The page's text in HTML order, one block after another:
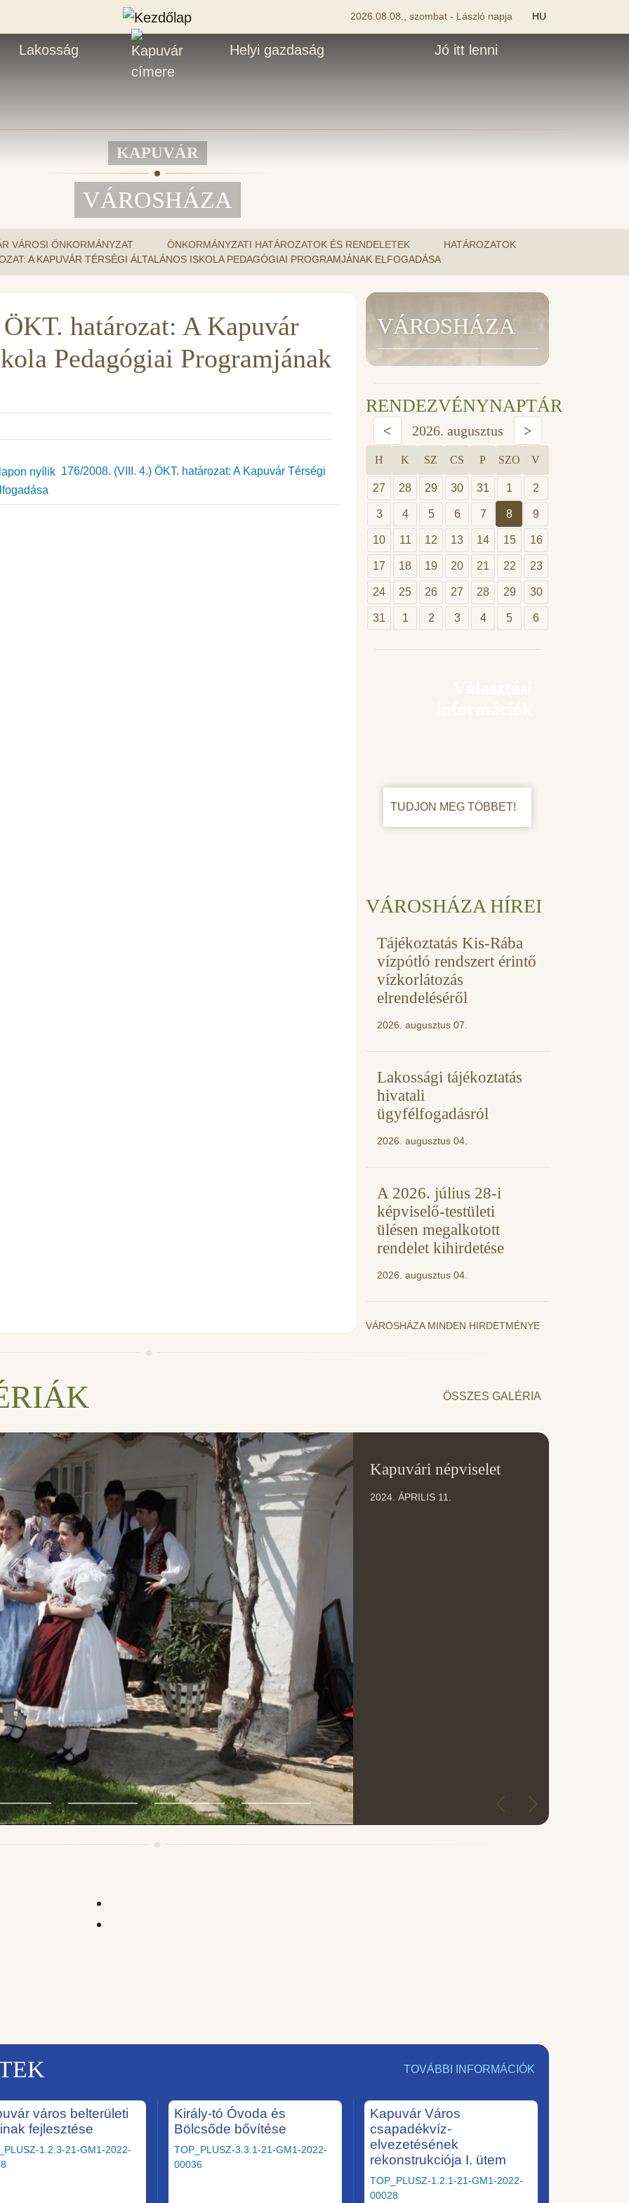
2026.08.08., szombat - László napja HU
Lakosság Helyi gazdaság Jó itt lenni
KAPUVÁR
VÁROSHÁZA
VÁROSI ÖNKORMÁNYZAT ÖNKORMÁNYZATI HATÁROZATOK ÉS RENDELETEK
HATÁROZATOK
A KAPUVÁR TÉRSÉGI ÁLTALÁNOS ISKOLA PEDAGÓGIAI PROGRAMJÁNAK ELFOGADÁSA
határozat: A Kapuvár
Pedagógiai Programjának
176/2008. (VIII. 4.) ÖKT. határozat: A Kapuvár Térségi
VÁROSHÁZA
RENDEZVÉNYNAPTÁR
< 2026. augusztus >
H K SZ CS P SZO V
27 28 29 30 31 1 2
3 4 5 6 7 8 9
10 11 12 13 14 15 16
17 18 19 20 21 22 23
24 25 26 27 28 29 30
31 1 2 3 4 5 6
TUDJON MEG TÖBBET!
VÁROSHÁZA HÍREI
Tájékoztatás Kis-Rába
vízpótló rendszert érintő
vízkorlátozás
elrendeléséről
2026. augusztus 07.
Lakossági tájékoztatás
hivatali
ügyfélfogadásról
2026. augusztus 04.
A 2026. július 28-i
képviselő-testületi
ülésen megalkotott
rendelet kihirdetése
2026. augusztus 04.
VÁROSHÁZA MINDEN HIRDETMÉNYE
ÖSSZES GALÉRIA
Kapuvári népviselet
2024. ÁPRILIS 11.
TOVÁBBI INFORMÁCIÓK
város belterületi
fejlesztése
1.2.3-21-GM1-2022-
Király-tó Óvoda és
Bölcsőde bővítése
TOP_PLUSZ-3.3.1-21-GM1-2022-
00036
Kapuvár Város
csapadékvíz-
elvezetésének
rekonstrukciója I. ütem
TOP_PLUSZ-1.2.1-21-GM1-2022-
00028